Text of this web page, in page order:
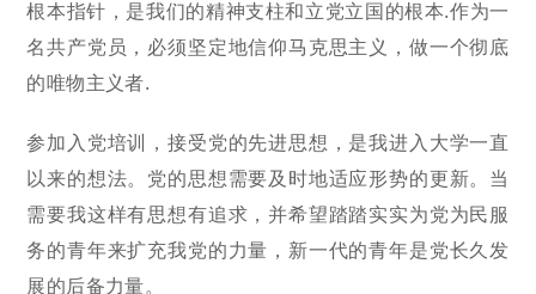
根本指针，是我们的精神支柱和立党立国的根本.作为一
名共产党员，必须坚定地信仰马克思主义，做一个彻底
的唯物主义者.
参加入党培训，接受党的先进思想，是我进入大学一直
以来的想法。党的思想需要及时地适应形势的更新。当
需要我这样有思想有追求，并希望踏踏实实为党为民服
务的青年来扩充我党的力量，新一代的青年是党长久发
展的后备力量。